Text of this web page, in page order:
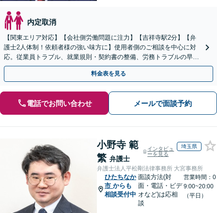
内定取消
【関東エリア対応】【会社側労働問題に注力】【吉祥寺駅2分】【弁
護士2人体制！依頼者様の強い味方に】使用者側のご相談を中心に対
応。従業員トラブル、就業規則・契約書の整備、労務トラブルの早期
解決・防止に努めます。
料金表を見る
電話でお問い合わせ メールで面談予約
小野寺 範
繁 弁護士
インタビュ
ーを見る
埼玉県
弁護士法人平松剛法律事務所 大宮事務所
ひたちなか
市 からも
相談受付中
面談方法(対
面・電話・ビデ
オなど)は応相
談
営業時間：0
9:00~20:00
（平日）